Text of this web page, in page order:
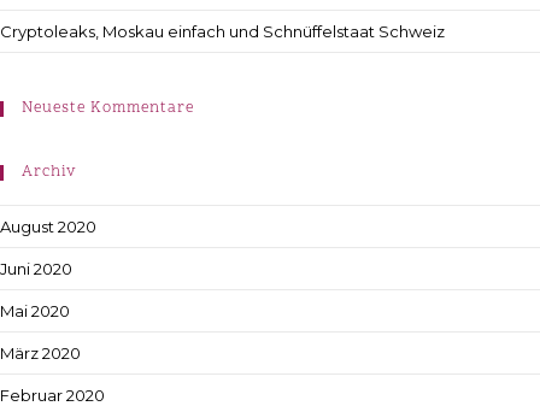
Cryptoleaks, Moskau einfach und Schnüffelstaat Schweiz
Neueste Kommentare
Archiv
August 2020
Juni 2020
Mai 2020
März 2020
Februar 2020